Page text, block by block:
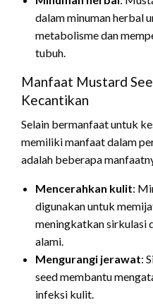
dalam minuman herbal
metabolisme dan
tubuh.
Manfaat Mustard
Kecantikan
Selain bermanfaat untuk
memiliki manfaat dalam
adalah beberapa
Mencerahkan kulit:
digunakan untuk
meningkatkan sirkulasi
alami.
Mengurangi jerawat:
seed membantu
infeksi kulit.